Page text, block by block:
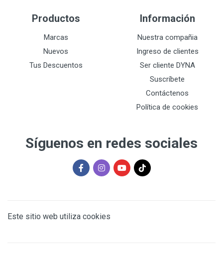
Productos
Marcas
Nuevos
Tus Descuentos
Información
Nuestra compañia
Ingreso de clientes
Ser cliente DYNA
Suscríbete
Contáctenos
Política de cookies
Síguenos en redes sociales
Este sitio web utiliza cookies